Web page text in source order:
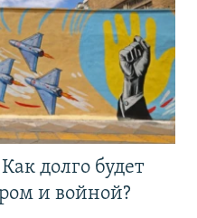
долго будет
и войной?